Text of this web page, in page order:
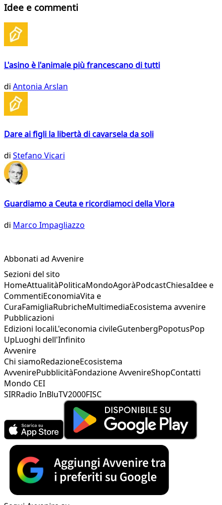
Idee e commenti
L'asino è l'animale più francescano di tutti
di Antonia Arslan
Dare ai figli la libertà di cavarsela da soli
di Stefano Vicari
Guardiamo a Ceuta e ricordiamoci della Vlora
di Marco Impagliazzo
Abbonati ad Avvenire
Sezioni del sito
HomeAttualitàPoliticaMondoAgoràPodcastChiesaIdee e
CommentiEconomiaVita e
CuraFamigliaRubricheMultimediaEcosistema avvenire
Pubblicazioni
Edizioni localiL'economia civileGutenbergPopotusPop
UpLuoghi dell'Infinito
Avvenire
Chi siamoRedazioneEcosistema
AvvenirePubblicitàFondazione AvvenireShopContatti
Mondo CEI
SIRRadio InBluTV2000FISC